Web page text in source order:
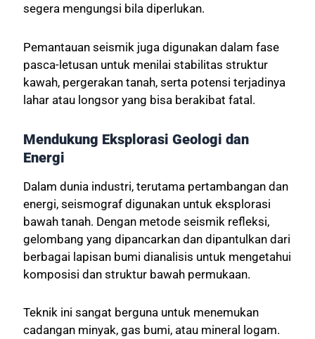
segera mengungsi bila diperlukan.
Pemantauan seismik juga digunakan dalam fase
pasca-letusan untuk menilai stabilitas struktur
kawah, pergerakan tanah, serta potensi terjadinya
lahar atau longsor yang bisa berakibat fatal.
Mendukung Eksplorasi Geologi dan
Energi
Dalam dunia industri, terutama pertambangan dan
energi, seismograf digunakan untuk eksplorasi
bawah tanah. Dengan metode seismik refleksi,
gelombang yang dipancarkan dan dipantulkan dari
berbagai lapisan bumi dianalisis untuk mengetahui
komposisi dan struktur bawah permukaan.
Teknik ini sangat berguna untuk menemukan
cadangan minyak, gas bumi, atau mineral logam.